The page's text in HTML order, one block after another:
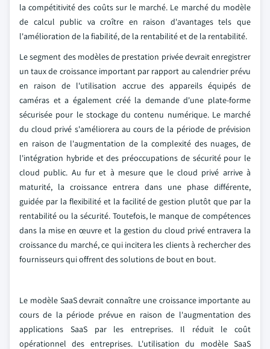
la compétitivité des coûts sur le marché. Le marché du modèle
de calcul public va croître en raison d'avantages tels que
l'amélioration de la fiabilité, de la rentabilité et de la rentabilité.
Le segment des modèles de prestation privée devrait enregistrer
un taux de croissance important par rapport au calendrier prévu
en raison de l'utilisation accrue des appareils équipés de
caméras et a également créé la demande d'une plate-forme
sécurisée pour le stockage du contenu numérique. Le marché
du cloud privé s'améliorera au cours de la période de prévision
en raison de l'augmentation de la complexité des nuages, de
l'intégration hybride et des préoccupations de sécurité pour le
cloud public. Au fur et à mesure que le cloud privé arrive à
maturité, la croissance entrera dans une phase différente,
guidée par la flexibilité et la facilité de gestion plutôt que par la
rentabilité ou la sécurité. Toutefois, le manque de compétences
dans la mise en œuvre et la gestion du cloud privé entravera la
croissance du marché, ce qui incitera les clients à rechercher des
fournisseurs qui offrent des solutions de bout en bout.
Le modèle SaaS devrait connaître une croissance importante au
cours de la période prévue en raison de l'augmentation des
applications SaaS par les entreprises. Il réduit le coût
opérationnel des entreprises. L'utilisation du modèle SaaS